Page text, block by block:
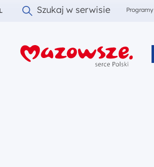
Szukaj w serwisie Programy